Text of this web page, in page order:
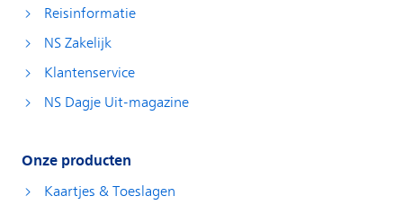
Reisinformatie
NS Zakelijk
Klantenservice
NS Dagje Uit-magazine
Onze producten
Kaartjes & Toeslagen